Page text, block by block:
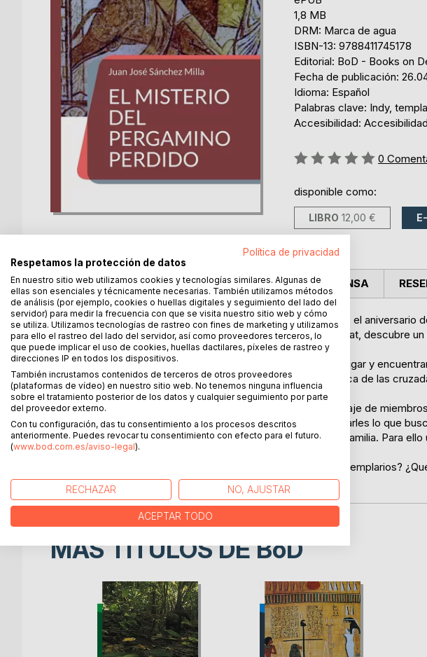
1,8 MB
DRM: Marca de agua
ISBN-13: 9788411745178
Editorial: BoD - Books on
Fecha de publicación:
Idioma: Español
Palabras clave: Indy,
Accesibilidad:
Rating:
0
disponible como:
LIBRO 12,00 €
DESCRIPCIÓN
A María San Blas le encarga su periódico un artículo sobre el aniversario
Documentándose sobre el tema en la abadía de Montserrat, descubre
enigma.
Después de reunirse con sus amigos, comienzan a investigar y
esconden un tesoro que permanece oculto desde la época de las
templarios.
Al mismo tiempo, el último descendiente de un antiguo linaje de
existencia de la investigación y pretende también arrebatarles lo que
debe poseer el tesoro como último representante de su familia. Para
ponga en peligro a nuestros jóvenes investigadores.
¿Quién llegará antes a descubrir la reliquia perdida de los templarios?
¿Será esta la última aventura de Indy, el gato detective?
SOBRE EL AUTOR EN LA PRENSA
MÁS TÍTULOS DEBoD
Política de privacidad
Respetamos la protección de datos
En nuestro sitio web utilizamos cookies y tecnologías similares. Algunas de
ellas son esenciales y técnicamente necesarias. También utilizamos métodos
de análisis (por ejemplo, cookies o huellas digitales y seguimiento del lado del
servidor) para medir la frecuencia con que se visita nuestro sitio web y cómo
se utiliza. Utilizamos tecnologías de rastreo con fines de marketing y utilizamos
para ello el rastreo del lado del servidor, así como proveedores terceros, lo
que puede implicar el uso de cookies, huellas dactilares, píxeles de rastreo y
direcciones IP en todos los dispositivos.
También incrustamos contenidos de terceros de otros proveedores
(plataformas de vídeo) en nuestro sitio web. No tenemos ninguna influencia
sobre el tratamiento posterior de los datos y cualquier seguimiento por parte
del proveedor externo.
Con tu configuración, das tu consentimiento a los procesos descritos
anteriormente. Puedes revocar tu consentimiento con efecto para el futuro.
(www.bod.com.es/aviso-legal).
RECHAZAR NO, AJUSTAR
ACEPTAR TODO